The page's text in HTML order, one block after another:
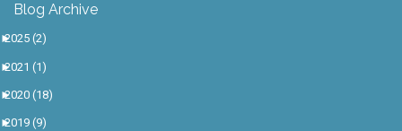
Blog Archive
►
2025 (2)
►
2021 (1)
►
2020 (18)
►
2019 (9)